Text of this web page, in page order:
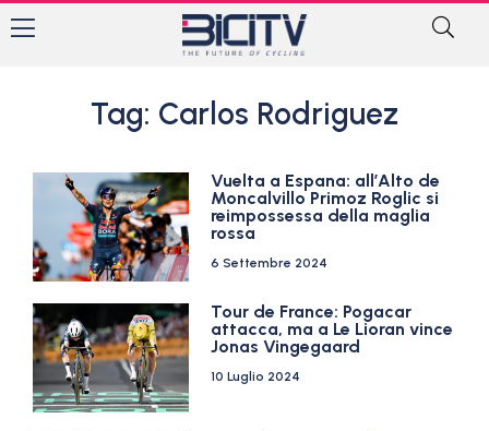
Tag: Carlos Rodriguez
Vuelta a Espana: all’Alto de
Moncalvillo Primoz Roglic si
reimpossessa della maglia
rossa
6 Settembre 2024
Tour de France: Pogacar
attacca, ma a Le Lioran vince
Jonas Vingegaard
10 Luglio 2024